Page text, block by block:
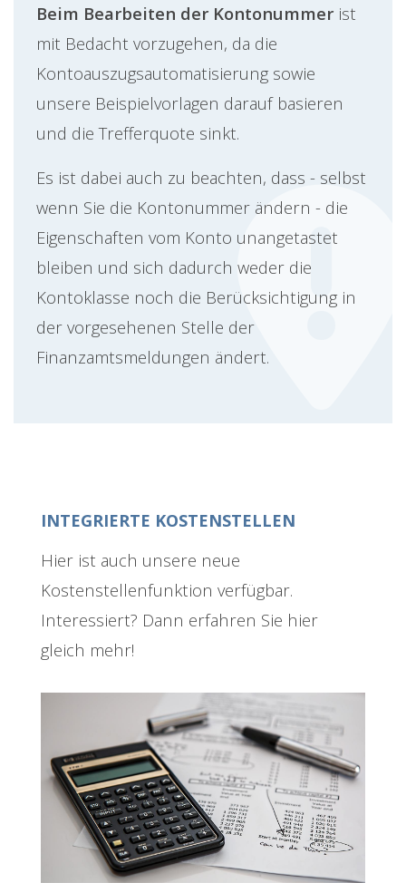
Beim Bearbeiten der Kontonummer ist
mit Bedacht vorzugehen, da die
Kontoauszugsautomatisierung sowie
unsere Beispielvorlagen darauf basieren
und die Trefferquote sinkt.
Es ist dabei auch zu beachten, dass - selbst
wenn Sie die Kontonummer ändern - die
Eigenschaften vom Konto unangetastet
bleiben und sich dadurch weder die
Kontoklasse noch die Berücksichtigung in
der vorgesehenen Stelle der
Finanzamtsmeldungen ändert.
INTEGRIERTE KOSTENSTELLEN
Hier ist auch unsere neue
Kostenstellenfunktion verfügbar.
Interessiert? Dann erfahren Sie hier
gleich mehr!